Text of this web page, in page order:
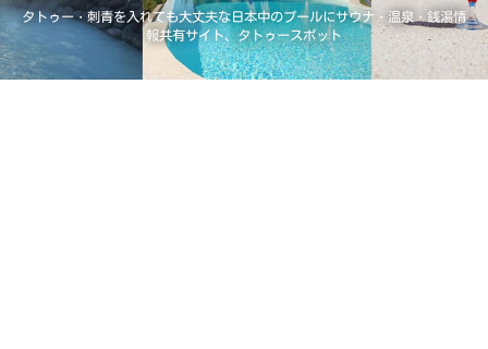
タトゥー・刺青を入れても大丈夫な日本中のプールにサウナ・温泉・銭湯情
報共有サイト、タトゥースポット